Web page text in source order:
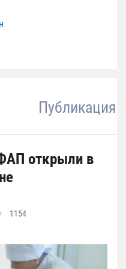
Публикация
открыли в
1154